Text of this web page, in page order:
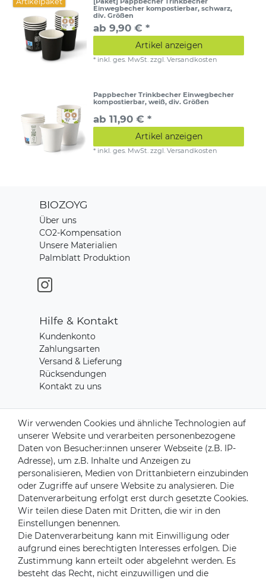
Einwegbecher kompostierbar, schwarz,
div. Größen
ab 9,90 € *
Artikel anzeigen
* inkl. ges. MwSt. zzgl.Versandkosten
Pappbecher Trinkbecher Einwegbecher
kompostierbar, weiß, div. Größen
ab 11,90 € *
Artikel anzeigen
* inkl. ges. MwSt. zzgl.Versandkosten
BIOZOYG
Über uns
CO2-Kompensation
Unsere Materialien
Palmblatt Produktion
Hilfe & Kontakt
Kundenkonto
Zahlungsarten
Versand & Lieferung
Rücksendungen
Kontakt zu uns
Zahlungsanbieter
Versandpartner
Wir verwenden Cookies und ähnliche Technologien auf
unserer Website und verarbeiten personenbezogene
Daten von Besucher:innen unserer Webseite (z.B. IP-
Adresse), um z.B. Inhalte und Anzeigen zu
personalisieren, Medien von Drittanbietern einzubinden
oder Zugriffe auf unsere Website zu analysieren. Die
Datenverarbeitung erfolgt erst durch gesetzte Cookies.
Wir teilen diese Daten mit Dritten, die wir in den
Einstellungen benennen.
Die Datenverarbeitung kann mit Einwilligung oder
aufgrund eines berechtigten Interesses erfolgen. Die
Zustimmung kann erteilt oder abgelehnt werden. Es
besteht das Recht, nicht einzuwilligen und die